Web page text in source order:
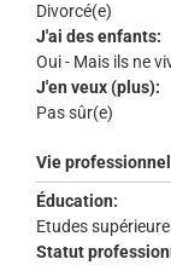
Divorcé(e)
J'ai des enfants:
Oui - Mais ils ne
J'en veux (plus):
Pas sûr(e)
Vie
Éducation:
Etudes
Statut